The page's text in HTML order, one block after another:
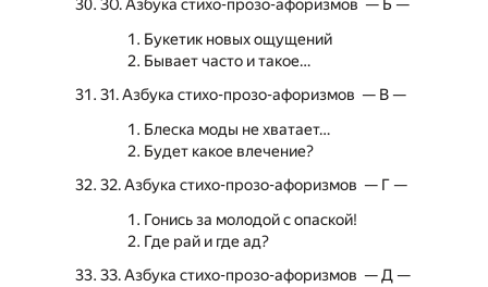
30. Азбука стихо-прозо-афоризмов — Б —
Букетик новых ощущений
Бывает часто и такое…
31. Азбука стихо-прозо-афоризмов — В —
Блеска моды не хватает…
Будет какое влечение?
32. Азбука стихо-прозо-афоризмов — Г —
Гонись за молодой с опаской!
Где рай и где ад?
33. Азбука стихо-прозо-афоризмов — Д —